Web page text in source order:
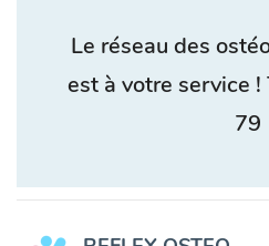
Le réseau des
est à votre service !
79